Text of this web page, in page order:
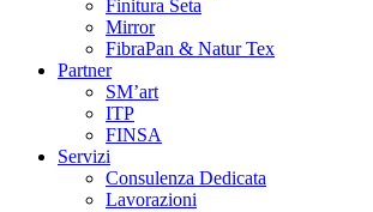
Finitura Seta
Mirror
FibraPan & Natur Tex
Partner
SM’art
ITP
FINSA
Servizi
Consulenza Dedicata
Lavorazioni